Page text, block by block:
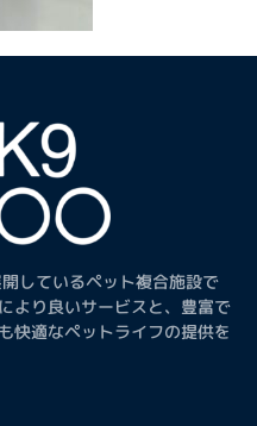
しているペット複合施設で
より良いサービスと、豊富で
快適なペットライフの提供を